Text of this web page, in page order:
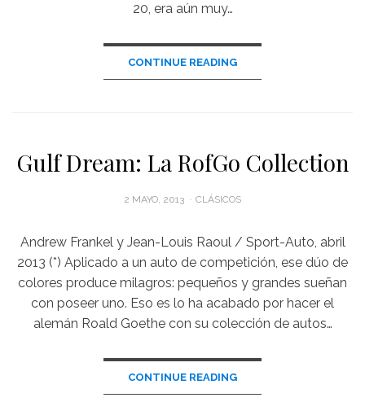
20, era aún muy…
CONTINUE READING
Gulf Dream: La RofGo Collection
POSTED
2 MAYO, 2013 CLÁSICOS
Andrew Frankel y Jean-Louis Raoul / Sport-Auto, abril
2013 (*) Aplicado a un auto de competición, ese dúo de
colores produce milagros: pequeños y grandes sueñan
con poseer uno. Eso es lo ha acabado por hacer el
alemán Roald Goethe con su colección de autos…
CONTINUE READING